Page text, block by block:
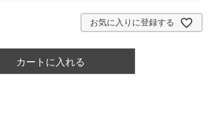
お気に入りに登録する
カートに入れる